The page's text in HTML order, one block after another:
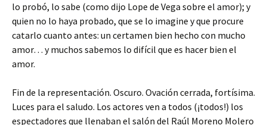
lo probó, lo sabe (como dijo Lope de Vega sobre el amor); y
quien no lo haya probado, que se lo imagine y que procure
catarlo cuanto antes: un certamen bien hecho con mucho
amor… y muchos sabemos lo difícil que es hacer bien el
amor.
Fin de la representación. Oscuro. Ovación cerrada, fortísima.
Luces para el saludo. Los actores ven a todos (¡todos!) los
espectadores que llenaban el salón del Raúl Moreno Molero